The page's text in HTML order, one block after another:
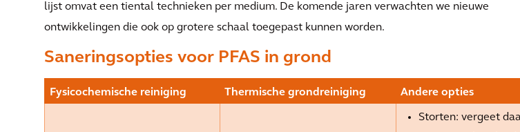
lijst omvat een tiental technieken per medium. De komende jaren verwachten we nieuwe
ontwikkelingen die ook op grotere schaal toegepast kunnen worden.
Saneringsopties voor PFAS in grond
Fysicochemische reiniging Thermische grondreiniging Andere opties
Storten: vergeet